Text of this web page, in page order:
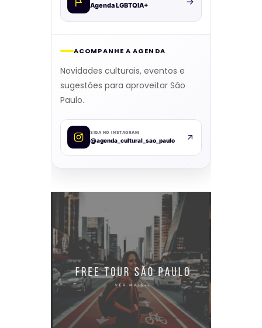
Agenda LGBTQIA+
ACOMPANHE A AGENDA
Novidades culturais, eventos e
sugestões para aproveitar São
Paulo.
SIGA NO INSTAGRAM
@agenda_cultural_sao_paulo